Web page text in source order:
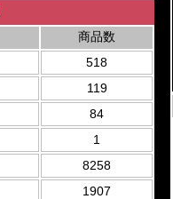
商品数
518
119
84
1
8258
1907